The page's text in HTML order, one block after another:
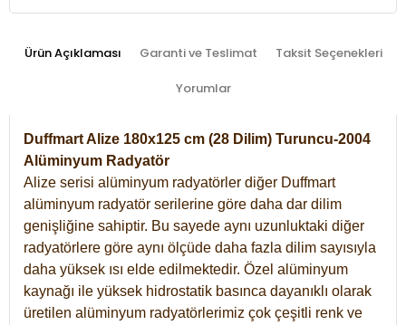
Ürün Açıklaması Garanti ve Teslimat Taksit Seçenekleri
Yorumlar
Duffmart Alize 180x125 cm (28 Dilim) Turuncu-2004
Alüminyum Radyatör
Alize serisi alüminyum radyatörler diğer Duffmart
alüminyum radyatör serilerine göre daha dar dilim
genişliğine sahiptir. Bu sayede aynı uzunluktaki diğer
radyatörlere göre aynı ölçüde daha fazla dilim sayısıyla
daha yüksek ısı elde edilmektedir. Özel alüminyum
kaynağı ile yüksek hidrostatik basınca dayanıklı olarak
üretilen alüminyum radyatörlerimiz çok çeşitli renk ve